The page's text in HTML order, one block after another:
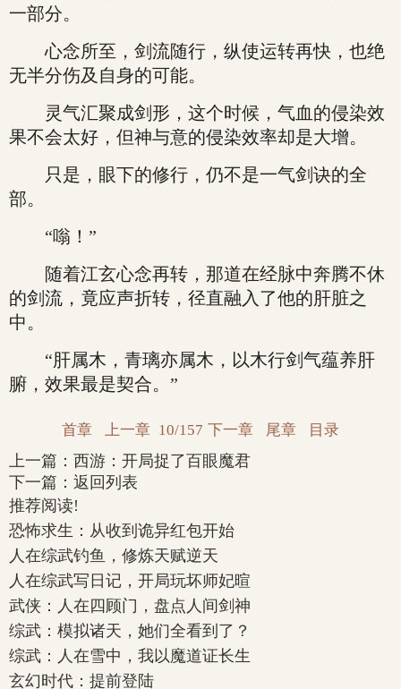
一部分。
心念所至，剑流随行，纵使运转再快，也绝
无半分伤及自身的可能。
灵气汇聚成剑形，这个时候，气血的侵染效
果不会太好，但神与意的侵染效率却是大增。
只是，眼下的修行，仍不是一气剑诀的全
部。
“嗡！”
随着江玄心念再转，那道在经脉中奔腾不休
的剑流，竟应声折转，径直融入了他的肝脏之
中。
“肝属木，青璃亦属木，以木行剑气蕴养肝
腑，效果最是契合。”
首章 上一章 10/157 下一章 尾章 目录
上一篇： 西游：开局捉了百眼魔君
下一篇： 返回列表
推荐阅读!
恐怖求生：从收到诡异红包开始
人在综武钓鱼，修炼天赋逆天
人在综武写日记，开局玩坏师妃暄
武侠：人在四顾门，盘点人间剑神
综武：模拟诸天，她们全看到了？
综武：人在雪中，我以魔道证长生
玄幻时代：提前登陆